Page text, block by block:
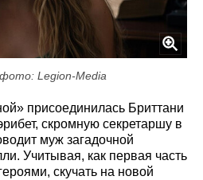
Legion-Media
присоединилась Бриттани
скромную секретаршу в
муж загадочной
Учитывая, как первая часть
скучать на новой